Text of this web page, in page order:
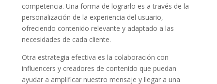
‌competencia.‍ Una forma de lograrlo⁢ es⁣ a través de la⁣
personalización de la experiencia del usuario,
ofreciendo contenido relevante y adaptado a ⁣las
necesidades ⁢de cada cliente.
Otra estrategia efectiva es la colaboración con
influencers ⁢y creadores de contenido ​que puedan
ayudar a amplificar nuestro mensaje y ​llegar a una